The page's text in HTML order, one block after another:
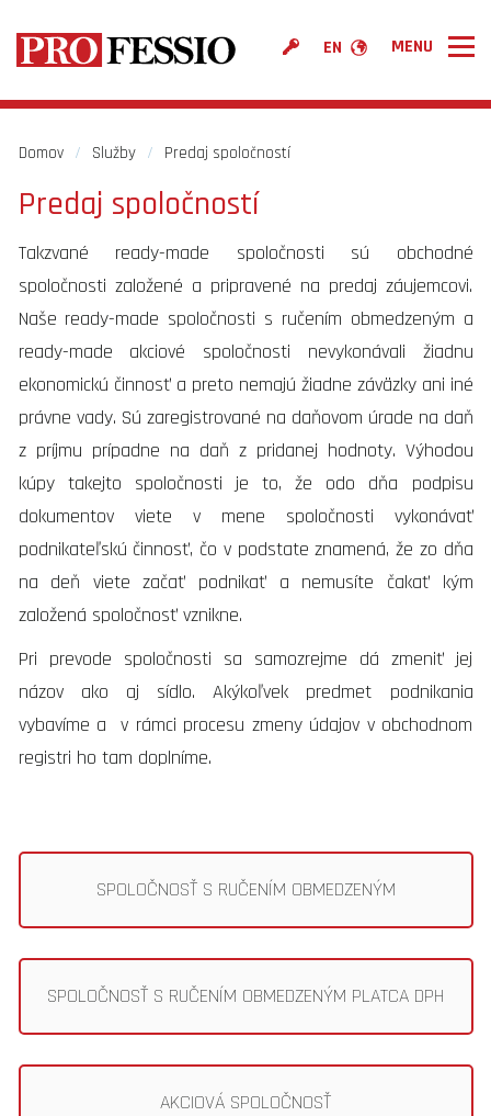
EN
PROFESSIO
Služby
Kontakt
Domov / Služby / Predaj spoločností
Predaj spoločností
Takzvané ready-made spoločnosti sú obchodné
spoločnosti založené a pripravené na predaj záujemcovi.
Naše ready-made spoločnosti s ručením obmedzeným a
ready-made akciové spoločnosti nevykonávali žiadnu
ekonomickú činnosť a preto nemajú žiadne záväzky ani iné
právne vady. Sú zaregistrované na daňovom úrade na daň
z príjmu prípadne na daň z pridanej hodnoty. Výhodou
kúpy takejto spoločnosti je to, že odo dňa podpisu
dokumentov viete v mene spoločnosti vykonávať
podnikateľskú činnosť, čo v podstate znamená, že zo dňa
na deň viete začať podnikať a nemusíte čakať kým
založená spoločnosť vznikne.
Pri prevode spoločnosti sa samozrejme dá zmeniť jej
názov ako aj sídlo. Akýkoľvek predmet podnikania
vybavíme a v rámci procesu zmeny údajov v obchodnom
registri ho tam doplníme.
SPOLOČNOSŤ S RUČENÍM OBMEDZENÝM
SPOLOČNOSŤ S RUČENÍM OBMEDZENÝM PLATCA DPH
AKCIOVÁ SPOLOČNOSŤ